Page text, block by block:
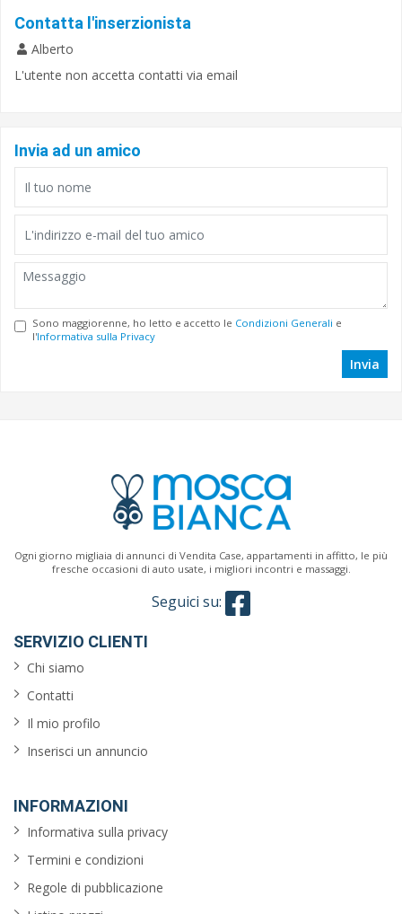
Contatta l'inserzionista
Alberto
L'utente non accetta contatti via email
Invia ad un amico
Sono maggiorenne, ho letto e accetto le Condizioni Generali e
l'Informativa sulla Privacy
Invia
Ogni giorno migliaia di annunci di Vendita Case, appartamenti in affitto, le più
fresche occasioni di auto usate, i migliori incontri e massaggi.
Seguici su:
SERVIZIO CLIENTI
Chi siamo
Contatti
Il mio profilo
Inserisci un annuncio
INFORMAZIONI
Informativa sulla privacy
Termini e condizioni
Regole di pubblicazione